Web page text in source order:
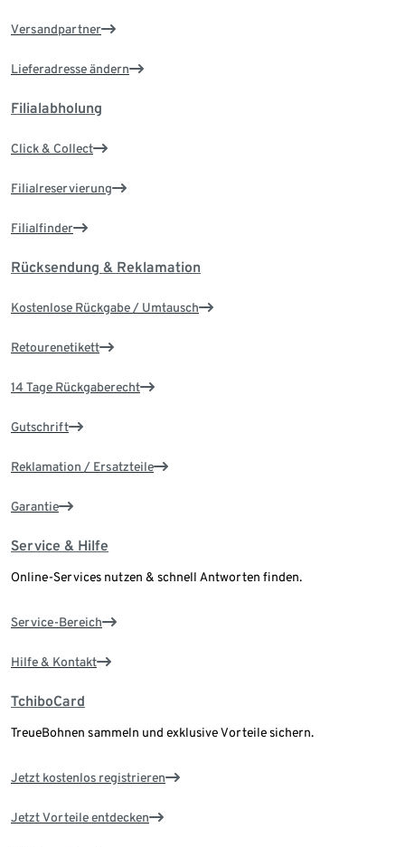
Versandpartner
Lieferadresse ändern
Filialabholung
Click & Collect
Filialreservierung
Filialfinder
Rücksendung & Reklamation
Kostenlose Rückgabe / Umtausch
Retourenetikett
14 Tage Rückgaberecht
Gutschrift
Reklamation / Ersatzteile
Garantie
Service & Hilfe
Online-Services nutzen & schnell Antworten finden.
Service-Bereich
Hilfe & Kontakt
TchiboCard
TreueBohnen sammeln und exklusive Vorteile sichern.
Jetzt kostenlos registrieren
Jetzt Vorteile entdecken